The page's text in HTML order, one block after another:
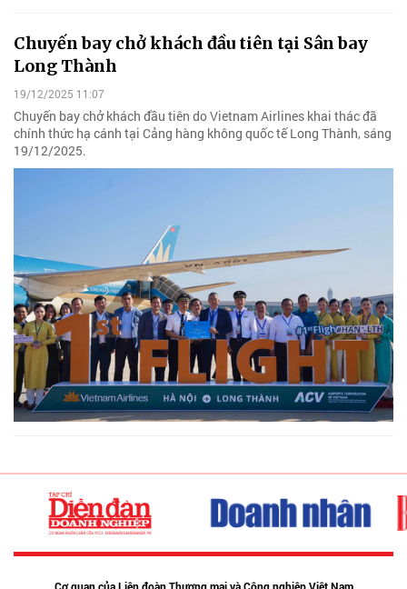
Chuyến bay chở khách đầu tiên tại Sân bay
Long Thành
19/12/2025 11:07
Chuyến bay chở khách đầu tiên do Vietnam Airlines khai thác đã
chính thức hạ cánh tại Cảng hàng không quốc tế Long Thành, sáng
19/12/2025.